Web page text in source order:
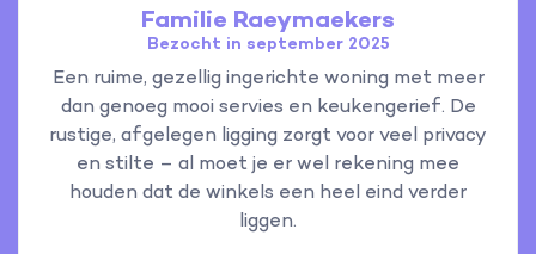
Familie Raeymaekers
Bezocht in september 2025
Een ruime, gezellig ingerichte woning met meer
dan genoeg mooi servies en keukengerief. De
rustige, afgelegen ligging zorgt voor veel privacy
en stilte – al moet je er wel rekening mee
houden dat de winkels een heel eind verder
liggen.